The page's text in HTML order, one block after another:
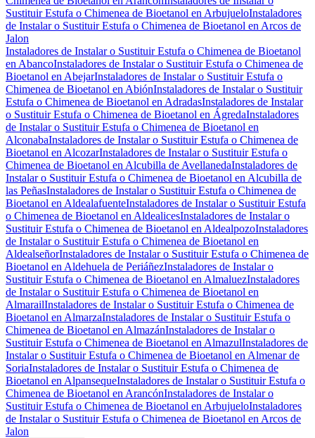
Sustituir Estufa o Chimenea de Bioetanol en ArbujueloInstaladores
de Instalar o Sustituir Estufa o Chimenea de Bioetanol en Arcos de
Jalon
Instaladores de Instalar o Sustituir Estufa o Chimenea de Bioetanol
en AbancoInstaladores de Instalar o Sustituir Estufa o Chimenea de
Bioetanol en AbejarInstaladores de Instalar o Sustituir Estufa o
Chimenea de Bioetanol en AbiónInstaladores de Instalar o Sustituir
Estufa o Chimenea de Bioetanol en AdradasInstaladores de Instalar
o Sustituir Estufa o Chimenea de Bioetanol en ÁgredaInstaladores
de Instalar o Sustituir Estufa o Chimenea de Bioetanol en
AlconabaInstaladores de Instalar o Sustituir Estufa o Chimenea de
Bioetanol en AlcozarInstaladores de Instalar o Sustituir Estufa o
Chimenea de Bioetanol en Alcubilla de AvellanedaInstaladores de
Instalar o Sustituir Estufa o Chimenea de Bioetanol en Alcubilla de
las PeñasInstaladores de Instalar o Sustituir Estufa o Chimenea de
Bioetanol en AldealafuenteInstaladores de Instalar o Sustituir Estufa
o Chimenea de Bioetanol en AldealicesInstaladores de Instalar o
Sustituir Estufa o Chimenea de Bioetanol en AldealpozoInstaladores
de Instalar o Sustituir Estufa o Chimenea de Bioetanol en
AldealseñorInstaladores de Instalar o Sustituir Estufa o Chimenea de
Bioetanol en Aldehuela de PeriáñezInstaladores de Instalar o
Sustituir Estufa o Chimenea de Bioetanol en AlmaluezInstaladores
de Instalar o Sustituir Estufa o Chimenea de Bioetanol en
AlmarailInstaladores de Instalar o Sustituir Estufa o Chimenea de
Bioetanol en AlmarzaInstaladores de Instalar o Sustituir Estufa o
Chimenea de Bioetanol en AlmazánInstaladores de Instalar o
Sustituir Estufa o Chimenea de Bioetanol en AlmazulInstaladores de
Instalar o Sustituir Estufa o Chimenea de Bioetanol en Almenar de
SoriaInstaladores de Instalar o Sustituir Estufa o Chimenea de
Bioetanol en AlpansequeInstaladores de Instalar o Sustituir Estufa o
Chimenea de Bioetanol en ArancónInstaladores de Instalar o
Sustituir Estufa o Chimenea de Bioetanol en ArbujueloInstaladores
de Instalar o Sustituir Estufa o Chimenea de Bioetanol en Arcos de
Jalon